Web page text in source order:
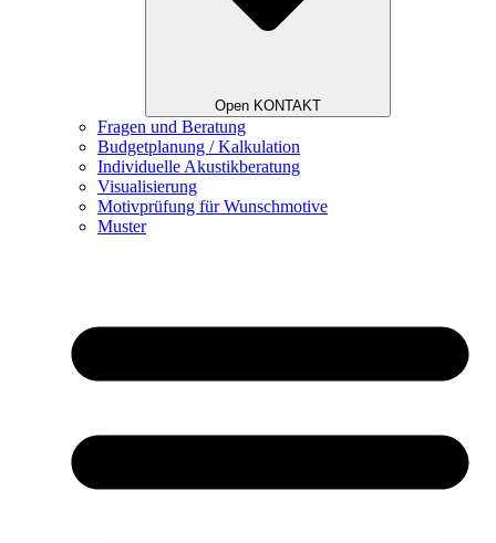
Open KONTAKT
Fragen und Beratung
Budgetplanung / Kalkulation
Individuelle Akustikberatung
Visualisierung
Motivprüfung für Wunschmotive
Muster